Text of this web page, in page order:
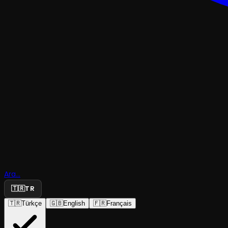
Ara...
🇹🇷TR
🇹🇷Türkçe 🇬🇧English 🇫🇷Français
Kalp